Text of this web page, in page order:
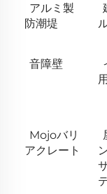
アルミ製
防潮堤
音障壁
Mojoバリ
アクレート